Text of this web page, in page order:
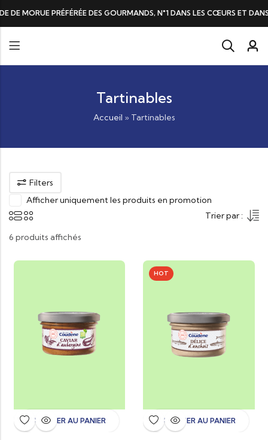
DE MORUE PRÉFÉRÉE DES GOURMANDS, N°1 DANS LES CŒURS ET
Tartinables
Accueil » Tartinables
Filters
Afficher uniquement les produits en promotion
Trier par :
6 produits affichés
AJOUTER AU PANIER
HOT
AJOUTER AU PANIER